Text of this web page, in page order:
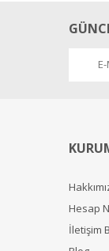
Hesap
İletişim